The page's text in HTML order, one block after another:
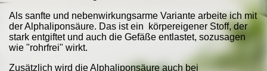
Als sanfte und nebenwirkungsarme Variante arbeite ich mit
der Alphaliponsäure. Das ist ein körpereigener Stoff, der
stark entgiftet und auch die Gefäße entlastet, sozusagen
wie "rohrfrei" wirkt.
Zusätzlich wird die Alphaliponsäure auch bei